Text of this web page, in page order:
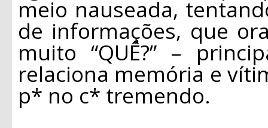
meio nauseada,
de informações, que
muito “QUÊ?” –
relaciona memória e
p* no c* tremendo.